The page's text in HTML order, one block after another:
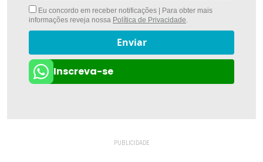
Eu concordo em receber notificações | Para obter mais
informações reveja nossa Política de Privacidade.
Enviar
Inscreva-se